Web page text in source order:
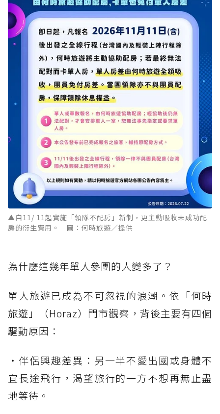
▲自11/ 11起實施「領隊不配房」新制，更主動吸收未成功配
房的衍生費用。 圖：何時旅遊／提供
為什麼這幾年單人參團的人變多了？
單人旅遊已成為不可忽視的浪潮。依「何時
旅遊」（Horaz）門市觀察，背後主要有四個
驅動原因：
・伴侶興趣差異：另一半不愛出國或身體不
宜長途飛行，渴望旅行的一方不想再無止盡
地等待。